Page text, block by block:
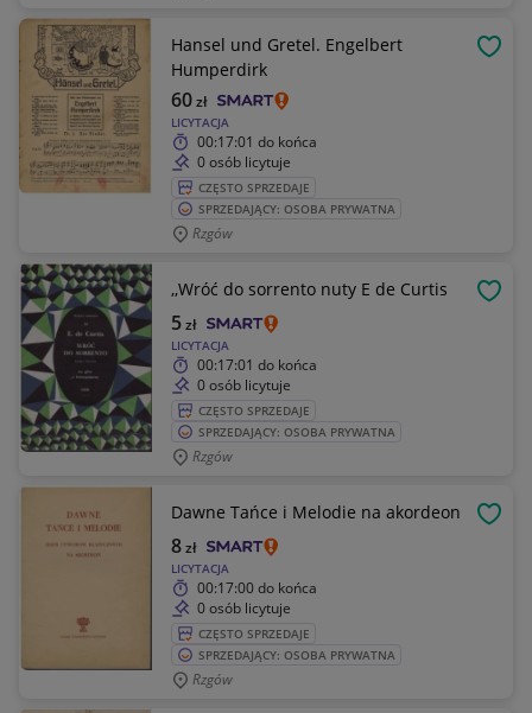
Hansel und Gretel. Engelbert
Humperdirk
LICYTACJA
60zł
00:17:01 do końca
0 osób licytuje
CZĘSTO SPRZEDAJE
SPRZEDAJĄCY: OSOBA PRYWATNA
Rzgów
,,Wróć do sorrento nuty E de Curtis
LICYTACJA
5zł
00:17:01 do końca
0 osób licytuje
CZĘSTO SPRZEDAJE
SPRZEDAJĄCY: OSOBA PRYWATNA
Rzgów
Dawne Tańce i Melodie na akordeon
LICYTACJA
8zł
00:17:00do końca
0 osób licytuje
CZĘSTO SPRZEDAJE
SPRZEDAJĄCY: OSOBA PRYWATNA
Rzgów